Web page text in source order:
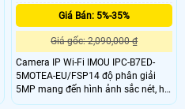
Giá Bán: 5%-35%
Giá gốc: 2,090,000 ₫
Camera IP Wi-Fi IMOU IPC-B7ED-
5MOTEA-EU/FSP14 độ phân giải
5MP mang đến hình ảnh sắc nét, hỗ
trợ đàm thoại hai chiều tiện lợi cho